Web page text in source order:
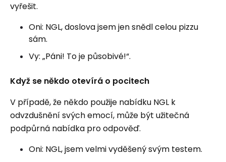
vyřešit.
Oni: NGL, doslova jsem jen snědl celou pizzu
sám.
Vy: „Páni! To je působivé!“.
Když se někdo otevírá o pocitech
V případě, že někdo použije nabídku NGL k
odvzdušnění svých emocí, může být užitečná
podpůrná nabídka pro odpověď.
Oni: NGL, jsem velmi vyděšený svým testem.